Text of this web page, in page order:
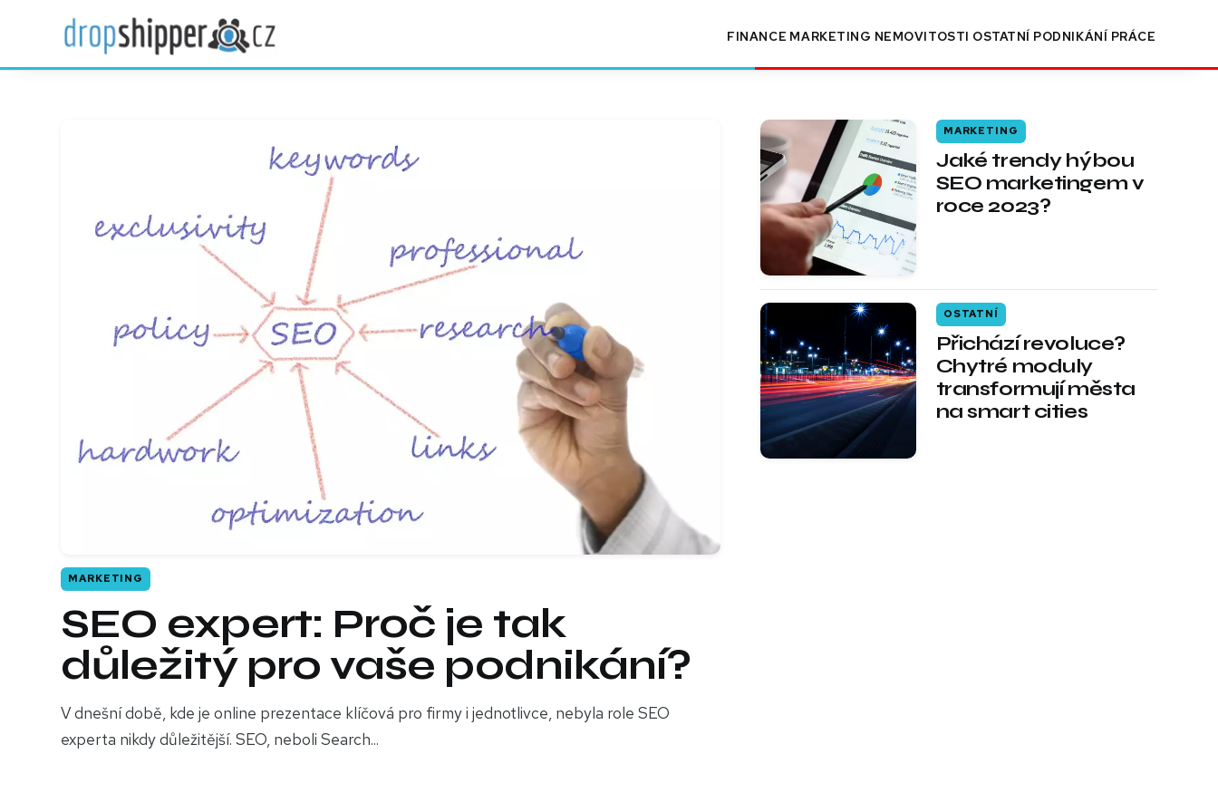
FINANCE MARKETING NEMOVITOSTI OSTATNÍ PODNIKÁNÍ PRÁCE
SEO expert: Proč je tak
důležitý pro vaše podnikání?
V dnešní době, kde je online prezentace klíčová pro firmy i jednotlivce, nebyla role SEO
experta nikdy důležitější. SEO, neboli Search...
MARKETING
Jaké trendy hýbou
SEO marketingem v
roce 2023?
MARKETING
Přichází revoluce?
Chytré moduly
transformují města
na smart cities
OSTATNÍ